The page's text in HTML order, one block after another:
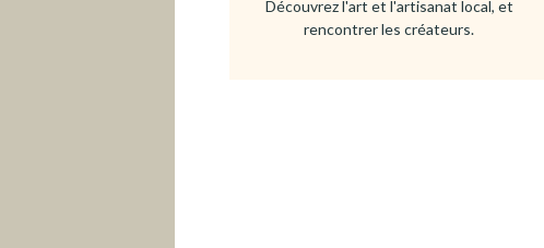
Découvrez l'art et l'artisanat local, et
rencontrer les créateurs.